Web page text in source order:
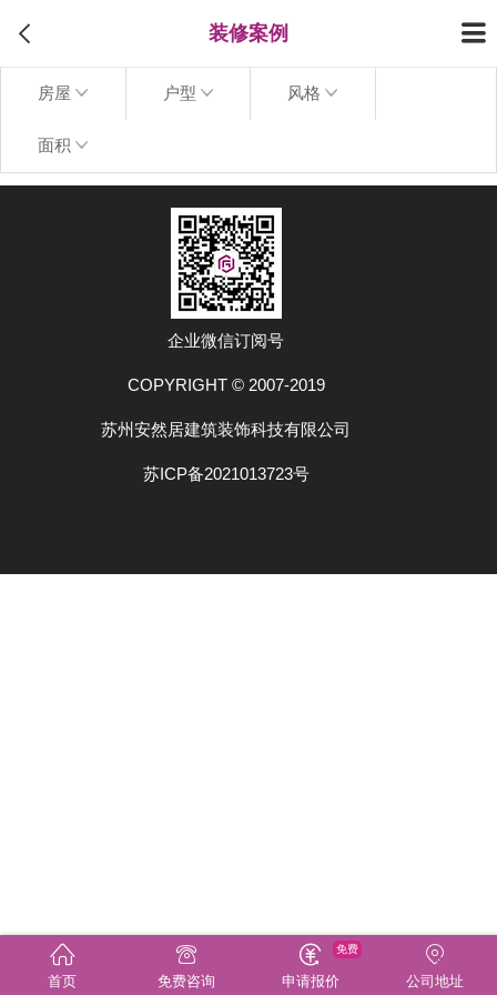
装修案例
房屋 户型 风格
面积
企业微信订阅号
COPYRIGHT © 2007-2019
苏州安然居建筑装饰科技有限公司
苏ICP备2021013723号
首页 免费咨询 申请报价
免费
公司地址